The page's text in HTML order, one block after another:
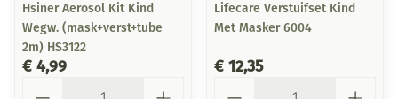
Hsiner Aerosol Kit Kind
Wegw. (mask+verst+tube
2m) HS3122
€ 4,99
Lifecare Verstuifset Kind
Met Masker 6004
€ 12,35